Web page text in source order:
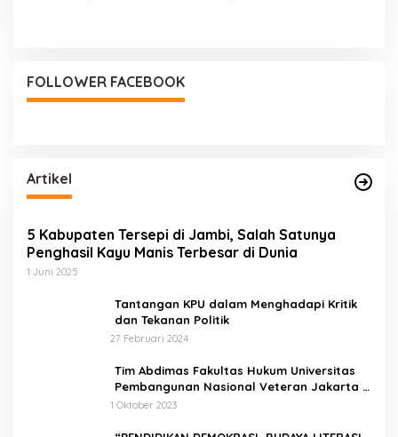
FOLLOWER FACEBOOK
Artikel
5 Kabupaten Tersepi di Jambi, Salah Satunya
Penghasil Kayu Manis Terbesar di Dunia
1 Juni 2025
Tantangan KPU dalam Menghadapi Kritik
dan Tekanan Politik
27 Februari 2024
Tim Abdimas Fakultas Hukum Universitas
Pembangunan Nasional Veteran Jakarta
Melakukan Pendampingan dan
1 Oktober 2023